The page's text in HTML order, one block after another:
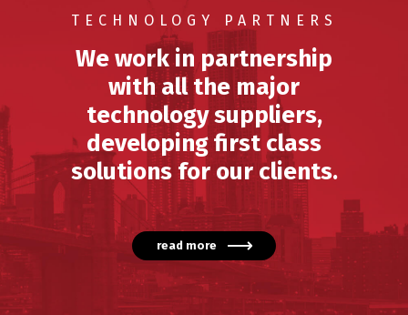
TECHNOLOGY PARTNERS
We work in partnership
with all the major
technology suppliers,
developing first class
solutions for our clients.
read more